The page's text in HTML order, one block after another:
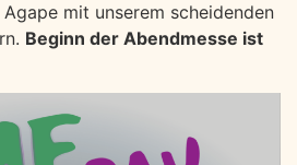
mit unserem scheidenden
Beginn der Abendmesse ist